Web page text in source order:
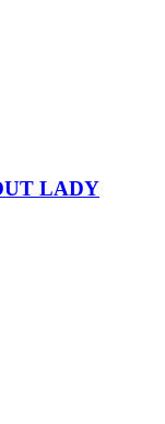
LADY